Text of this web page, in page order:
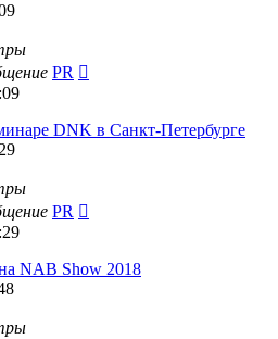
PR
DNK в Санкт-Петербурге
PR
NAB Show 2018